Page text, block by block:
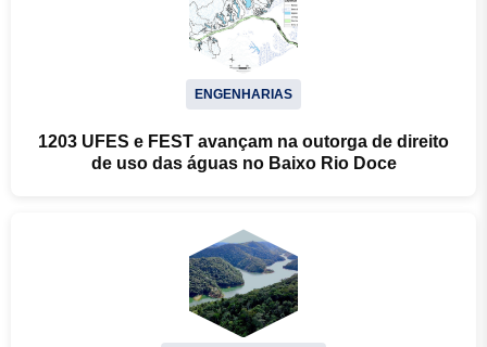
ENGENHARIAS
1203 UFES e FEST avançam na outorga de direito
de uso das águas no Baixo Rio Doce